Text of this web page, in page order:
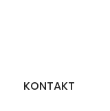
KONTAKT